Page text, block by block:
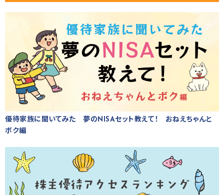
優待家族に聞いてみた 夢のNISAセット教えて！ おねえちゃんと
ボク編